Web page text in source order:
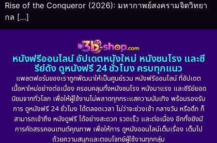
Rise of the Conqueror (2026): มหากาพย์สงครามจิตวิทยา
กล […]
หนังฟรีออนไลน์ อัปเดตหนังใหม่ หนังชนโรง และซี
รีย์ดัง ดูหนังฟรี 24 ชั่วโมง ครบทุกแนว
แพลตฟอร์มของเราถูกพัฒนาให้เป็นศูนย์รวม หนังฟรีออนไลน์ ที่อัปเดต
เนื้อหาใหม่อย่างต่อเนื่อง ครอบคลุมทั้งหนังชนโรง หนังมาแรง และซีรีย์ยอด
นิยมจากทั่วโลก เพื่อให้ผู้ใช้งานไม่พลาดทุกกระแสความบันเทิง พร้อมรองรับ
การ ดูหนังฟรี 24 ชั่วโมง ได้ตลอดเวลา ไม่ว่าจะช่วงเช้า กลางวัน หรือดึก ก็
สามารถเข้าถึง หนังดูฟรี ได้อย่างสะดวก รวดเร็ว และต่อเนื่อง อีกทั้งยังมี
การคัดสรรคอนเทนต์คุณภาพ เพื่อให้การ ดูหนังออนไลน์เต็มเรื่อง เต็มไป
ด้วยความสนุกและตอบโจทย์ผู้ใช้งานทุกกลุ่ม